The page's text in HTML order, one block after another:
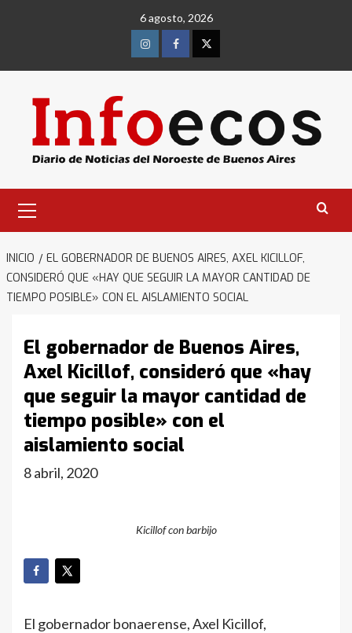
6 agosto, 2026
InstagramFacebookTwitter
primario
INICIO
EL GOBERNADOR DE BUENOS AIRES, AXEL KICILLOF,
CONSIDERÓ QUE «HAY QUE SEGUIR LA MAYOR CANTIDAD DE
TIEMPO POSIBLE» CON EL AISLAMIENTO SOCIAL
El gobernador de Buenos Aires,
Axel Kicillof, consideró que «hay
que seguir la mayor cantidad de
tiempo posible» con el
aislamiento social
8 abril, 2020
Kicillof con barbijo
El gobernador bonaerense, Axel Kicillof,